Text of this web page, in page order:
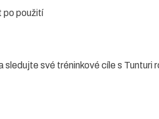
po použití
sledujte své tréninkové cíle s Tunturi